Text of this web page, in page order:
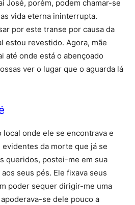
José, porém, podem chamar-se
vida eterna ininterrupta.
por este transe por causa da
estou revestido. Agora, mãe
até onde está o abençoado
ver o lugar que o aguarda lá
onde ele se encontrava e
da morte que já se
queridos, postei-me em sua
seus pés. Ele fixava seus
poder sequer dirigir-me uma
se dele pouco a